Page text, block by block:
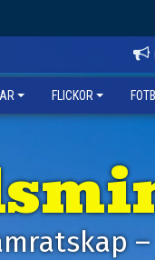
FLICKOR